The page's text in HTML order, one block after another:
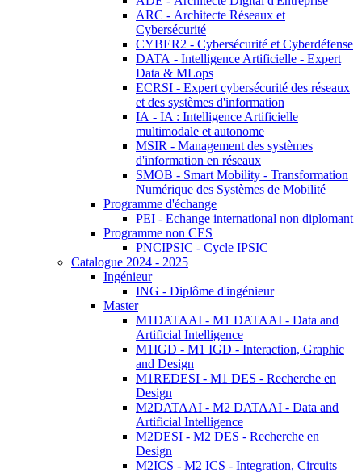
ARC - Architecte Réseaux et
Cybersécurité
CYBER2 - Cybersécurité et Cyberdéfense
DATA - Intelligence Artificielle - Expert
Data & MLops
ECRSI - Expert cybersécurité des réseaux
et des systèmes d'information
IA - IA : Intelligence Artificielle
multimodale et autonome
MSIR - Management des systèmes
d'information en réseaux
SMOB - Smart Mobility - Transformation
Numérique des Systèmes de Mobilité
Programme d'échange
PEI - Echange international non diplomant
Programme non CES
PNCIPSIC - Cycle IPSIC
Catalogue 2024 - 2025
Ingénieur
ING - Diplôme d'ingénieur
Master
M1DATAAI - M1 DATAAI - Data and
Artificial Intelligence
M1IGD - M1 IGD - Interaction, Graphic
and Design
M1REDESI - M1 DES - Recherche en
Design
M2DATAAI - M2 DATAAI - Data and
Artificial Intelligence
M2DESI - M2 DES - Recherche en
Design
M2ICS - M2 ICS - Integration, Circuits